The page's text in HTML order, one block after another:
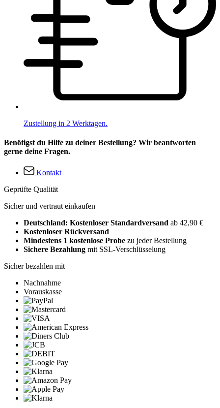
Zustellung in 2 Werktagen.
Benötigst du Hilfe zu deiner Bestellung? Wir beantworten
gerne deine Fragen.
Kontakt
Geprüfte Qualität
Sicher und vertraut einkaufen
Deutschland: Kostenloser Standardversand ab 42,90 €
Kostenloser Rückversand
Mindestens 1 kostenlose Probe zu jeder Bestellung
Sichere Bezahlung mit SSL-Verschlüsselung
Sicher bezahlen mit
Nachnahme
Vorauskasse